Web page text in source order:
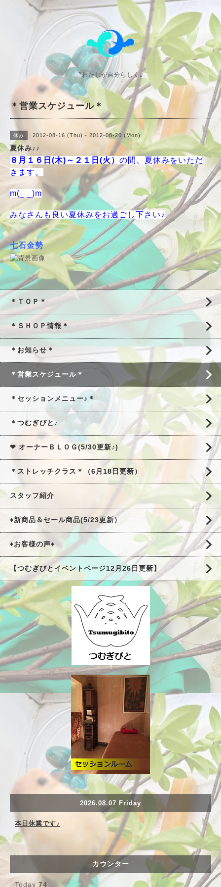
〝わたしが自分らしく〟
＊営業スケジュール＊
休み 2012-08-16 (Thu) - 2012-08-20 (Mon)
夏休み♪♪
８月１６日(木)～２１日(火） の間、夏休みをいただ
きます。
m(_ _)m
みなさんも良い夏休みをお過ごし下さい♪
七石金勢
＊ＴＯＰ＊
＊ＳＨＯＰ情報＊
＊お知らせ＊
＊営業スケジュール＊
＊セッションメニュー♪＊
＊つむぎびと♪
❤ オーナーＢＬＯＧ(5/30更新♪)
＊ストレッチクラス＊（6月18日更新）
スタッフ紹介
♦新商品＆セール商品(5/23更新）
♦お客様の声♦
【つむぎびとイベントページ12月26日更新】
2026.08.07 Friday
本日休業です♪
カウンター
Today 74